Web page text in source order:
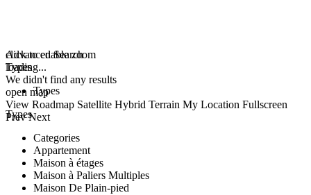
click to enable zoom
loading...
We didn't find any results
open map
View Roadmap Satellite Hybrid Terrain My Location Fullscreen
Prev Next
Advanced Search
Types
Types
Types
Categories
Appartement
Maison à étages
Maison à Paliers Multiples
Maison De Plain-pied